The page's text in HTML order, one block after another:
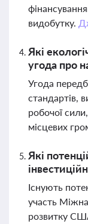
видобутку.
Які
угода про
Угода
стандартів,
робочої
місцевих
Які
Існують
участь
розвитку